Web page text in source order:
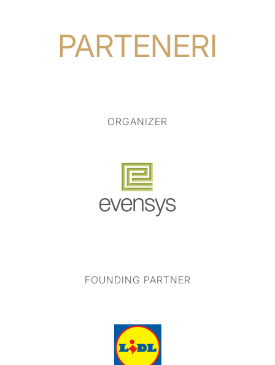
PARTENERI
ORGANIZER
FOUNDING PARTNER